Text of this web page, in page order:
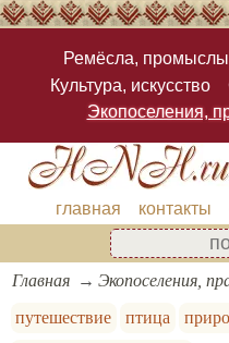
Ремёсла,
Культура, искусство
Экопоселения,
главная контакты
Главная Экопоселения,
путешествие
птица